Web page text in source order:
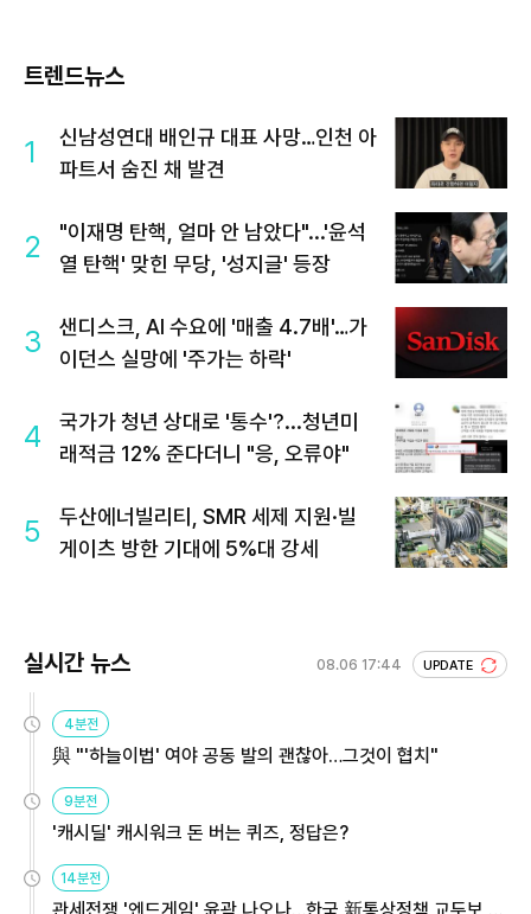
트렌드뉴스
1
신남성연대 배인규 대표 사망…인천 아
파트서 숨진 채 발견
2
"이재명 탄핵, 얼마 안 남았다"...'윤석
열 탄핵' 맞힌 무당, '성지글' 등장
3
샌디스크, AI 수요에 '매출 4.7배'…가
이던스 실망에 '주가는 하락'
4
국가가 청년 상대로 '통수'?...청년미
래적금 12% 준다더니 "응, 오류야"
5
두산에너빌리티, SMR 세제 지원·빌
게이츠 방한 기대에 5%대 강세
실시간 뉴스 08.06 17:44 UPDATE
4분전
與 "'하늘이법' 여야 공동 발의 괜찮아…그것이 협치"
9분전
'캐시딜' 캐시워크 돈 버는 퀴즈, 정답은?
14분전